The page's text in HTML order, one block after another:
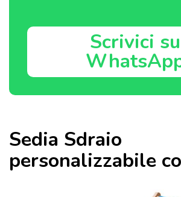
Scrivici su
Sedia Sdraio
personalizzabile